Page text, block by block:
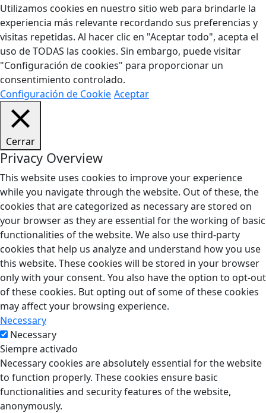
Utilizamos cookies en nuestro sitio web para brindarle la
experiencia más relevante recordando sus preferencias y
visitas repetidas. Al hacer clic en "Aceptar todo", acepta el
uso de TODAS las cookies. Sin embargo, puede visitar
"Configuración de cookies" para proporcionar un
consentimiento controlado.
Configuración de Cookie Aceptar
Cerrar
Privacy Overview
This website uses cookies to improve your experience
while you navigate through the website. Out of these, the
cookies that are categorized as necessary are stored on
your browser as they are essential for the working of basic
functionalities of the website. We also use third-party
cookies that help us analyze and understand how you use
this website. These cookies will be stored in your browser
only with your consent. You also have the option to opt-out
of these cookies. But opting out of some of these cookies
may affect your browsing experience.
Necessary
Necessary
Siempre activado
Necessary cookies are absolutely essential for the website
to function properly. These cookies ensure basic
functionalities and security features of the website,
anonymously.